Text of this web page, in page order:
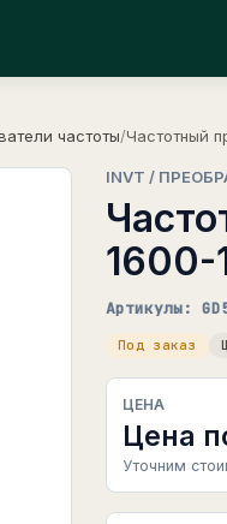
частоты/Частотный
INVT /
1600-
Артикулы:
Под заказ
ЦЕНА
Цена
Уточним